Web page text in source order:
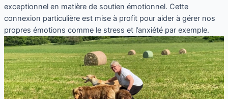
exceptionnel en matière de soutien émotionnel. Cette
connexion particulière est mise à profit pour aider à gérer nos
propres émotions comme le stress et l’anxiété par exemple.